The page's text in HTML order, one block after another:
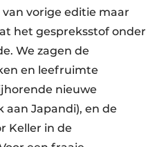
vorige editie maar
het gespreksstof onder
We zagen de
en leefruimte
nieuwe
aan Japandi), en de
Keller in de